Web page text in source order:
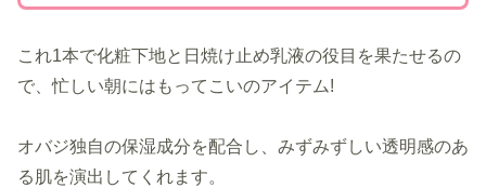
これ1本で化粧下地と日焼け止め乳液の役目を果たせるの
で、忙しい朝にはもってこいのアイテム!
オバジ独自の保湿成分を配合し、みずみずしい透明感のあ
る肌を演出してくれます。